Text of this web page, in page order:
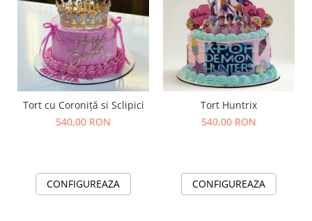
Tort cu Coroniță si Sclipici
540,00 RON
CONFIGUREAZA
Tort Huntrix
540,00 RON
CONFIGUREAZA